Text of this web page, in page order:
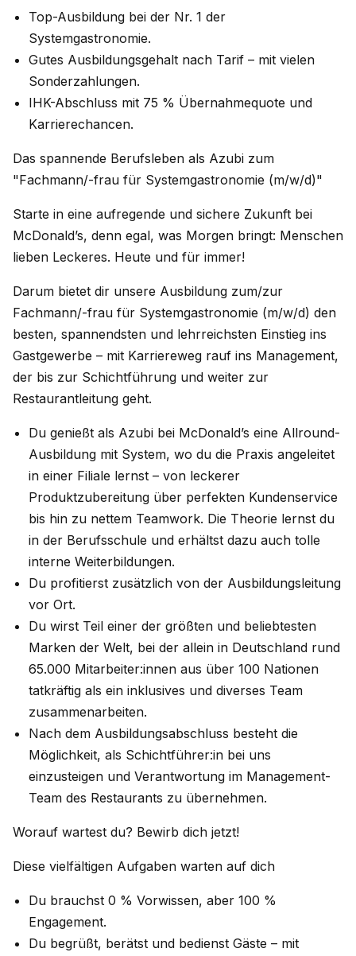
Top-Ausbildung bei der Nr. 1 der
Systemgastronomie.
Gutes Ausbildungsgehalt nach Tarif – mit vielen
Sonderzahlungen.
IHK-Abschluss mit 75 % Übernahmequote und
Karrierechancen.
Das spannende Berufsleben als Azubi zum
"Fachmann/-frau für Systemgastronomie (m/w/d)"
Starte in eine aufregende und sichere Zukunft bei
McDonald’s, denn egal, was Morgen bringt: Menschen
lieben Leckeres. Heute und für immer!
Darum bietet dir unsere Ausbildung zum/zur
Fachmann/-frau für Systemgastronomie (m/w/d) den
besten, spannendsten und lehrreichsten Einstieg ins
Gastgewerbe – mit Karriereweg rauf ins Management,
der bis zur Schichtführung und weiter zur
Restaurantleitung geht.
Du genießt als Azubi bei McDonald’s eine Allround-
Ausbildung mit System, wo du die Praxis angeleitet
in einer Filiale lernst – von leckerer
Produktzubereitung über perfekten Kundenservice
bis hin zu nettem Teamwork. Die Theorie lernst du
in der Berufsschule und erhältst dazu auch tolle
interne Weiterbildungen.
Du profitierst zusätzlich von der Ausbildungsleitung
vor Ort.
Du wirst Teil einer der größten und beliebtesten
Marken der Welt, bei der allein in Deutschland rund
65.000 Mitarbeiter:innen aus über 100 Nationen
tatkräftig als ein inklusives und diverses Team
zusammenarbeiten.
Nach dem Ausbildungsabschluss besteht die
Möglichkeit, als Schichtführer:in bei uns
einzusteigen und Verantwortung im Management-
Team des Restaurants zu übernehmen.
Worauf wartest du? Bewirb dich jetzt!
Diese vielfältigen Aufgaben warten auf dich
Du brauchst 0 % Vorwissen, aber 100 %
Engagement.
Du begrüßt, berätst und bedienst Gäste – mit